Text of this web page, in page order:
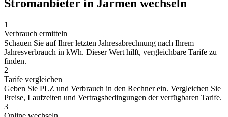
Stromanbieter in Jarmen wechseln
1
Verbrauch ermitteln
Schauen Sie auf Ihrer letzten Jahresabrechnung nach Ihrem
Jahresverbrauch in kWh. Dieser Wert hilft, vergleichbare Tarife zu
finden.
2
Tarife vergleichen
Geben Sie PLZ und Verbrauch in den Rechner ein. Vergleichen Sie
Preise, Laufzeiten und Vertragsbedingungen der verfügbaren Tarife.
3